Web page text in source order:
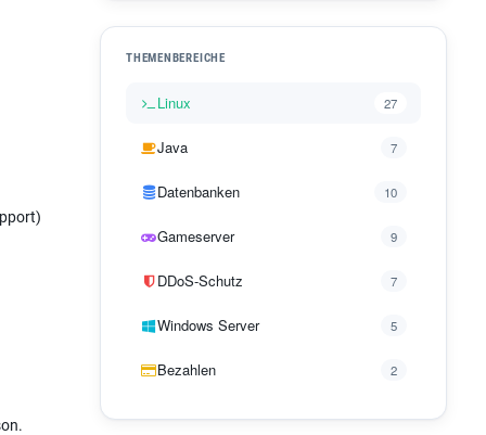
THEMENBEREICHE
Linux 27
Java 7
Datenbanken 10
Gameserver 9
DDoS-Schutz 7
Windows Server 5
Bezahlen 2